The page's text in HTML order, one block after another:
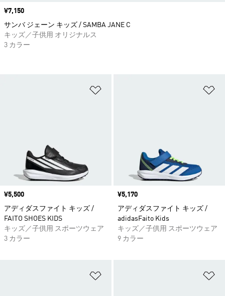
価格
¥5,500
アディダスファイト キッズ /
FAITO SHOES KIDS
キッズ／子供用 スポーツウェア
3 カラー
価格
¥5,170
アディダスファイト キッズ /
adidasFaito Kids
キッズ／子供用 スポーツウェア
9 カラー
価格
¥7,150
サンバ ジェーン キッズ / SAMBA JANE C
キッズ／子供用 オリジナルス
3 カラー